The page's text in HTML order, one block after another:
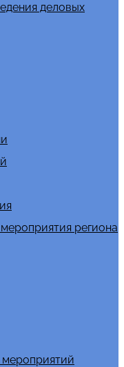
деловых
региона
мероприятий